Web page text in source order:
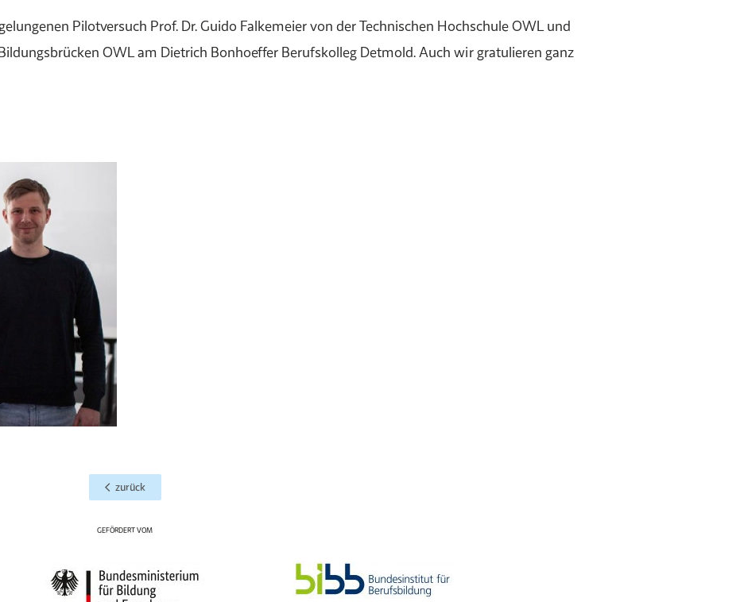
Pilotversuch Prof. Dr. Guido Falkemeier von der Technischen Hochschule OWL und
OWL am Dietrich Bonhoeffer Berufskolleg Detmold. Auch wir gratulieren ganz
zurück
GEFÖRDERT VOM